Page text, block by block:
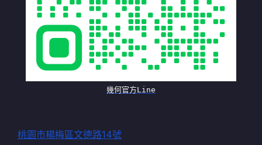
幾何官方Line
桃園市楊梅區文德路14號